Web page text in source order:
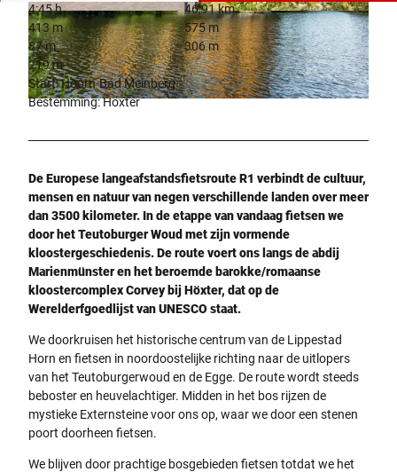
© Teutoburger Wald Tourismus, D. Ketz |
© GesUndTourismus Horn-Bad Meinberg Gmb
H, Alina Lang |
CC-BY-SA
© 2019_IRINA_JANSEN, IRIRA_JANSEN |
CC-BY-SA
4:45 h
46,91 km
413 m
575 m
87 m
306 m
219 m
Start: Hoorn-Bad Meinberg
Bestemming: Höxter
De Europese langeafstandsfietsroute R1 verbindt de cultuur,
mensen en natuur van negen verschillende landen over meer
dan 3500 kilometer. In de etappe van vandaag fietsen we
door het Teutoburger Woud met zijn vormende
kloostergeschiedenis. De route voert ons langs de abdij
Marienmünster en het beroemde barokke/romaanse
kloostercomplex Corvey bij Höxter, dat op de
Werelderfgoedlijst van UNESCO staat.
We doorkruisen het historische centrum van de Lippestad
Horn en fietsen in noordoostelijke richting naar de uitlopers
van het Teutoburgerwoud en de Egge. De route wordt steeds
beboster en heuvelachtiger. Midden in het bos rijzen de
mystieke Externsteine voor ons op, waar we door een stenen
poort doorheen fietsen.
We blijven door prachtige bosgebieden fietsen totdat we het